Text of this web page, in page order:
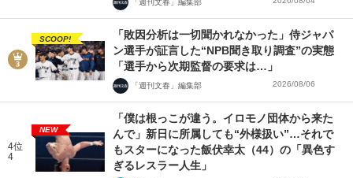
「週刊文春」編集部
SCOOP!
「敗因分析は一切聞かれなかった」侍ジャパ
ン選手が証言した“NPB聞き取り調査”の実態
「選手から次期監督の要求は…」
「週刊文春」編集部 2026/08/06
4位
4
NEW
「僕は根っこが違う。イロモノ団体から来た
んで」新日に所属しても“外様扱い”…それで
もスターになった飯伏幸太（44）の「異色す
ぎるレスラー人生」